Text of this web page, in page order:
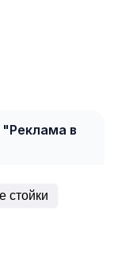
в
стойки